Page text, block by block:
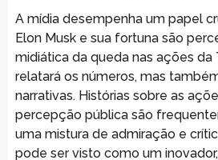
A mídia desempenha um papel
Elon Musk e sua fortuna são
midiática da queda nas ações da
relatará os números, mas
narrativas. Histórias sobre as
percepção pública são
uma mistura de admiração e
pode ser visto como um